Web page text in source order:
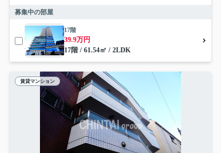
募集中の部屋
17階
39.9万円
17階 / 61.54㎡ / 2LDK
賃貸マンション